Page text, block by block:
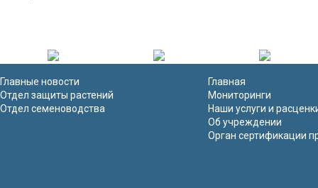
Главные новости
Отдел защиты растений
Отдел семеноводства
Главная
Мониторинги
Наши услуги и
Об учреждении
Орган сертификации